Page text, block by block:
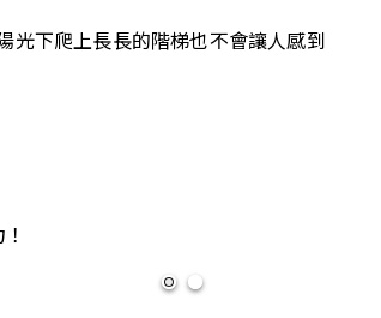
光下爬上長長的階梯也不會讓人感到